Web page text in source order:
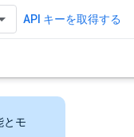
API キーを取得する
とモ